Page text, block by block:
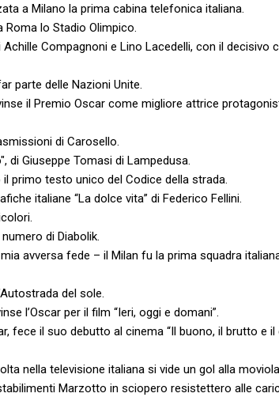
a Milano la prima cabina telefonica italiana.
Roma lo Stadio Olimpico.
Compagnoni e Lino Lacedelli, con il decisivo
parte delle Nazioni Unite.
il Premio Oscar come migliore attrice
di Carosello.
di Giuseppe Tomasi di Lampedusa.
primo testo unico del Codice della strada.
italiane “La dolce vita” di Federico Fellini.
di Diabolik.
avversa fede – il Milan fu la prima squadra
del sole.
l’Oscar per il film “Ieri, oggi e domani”.
fece il suo debutto al cinema “Il buono, il brutto e il
nella televisione italiana si vide un gol alla
Marzotto in sciopero resistettero alle